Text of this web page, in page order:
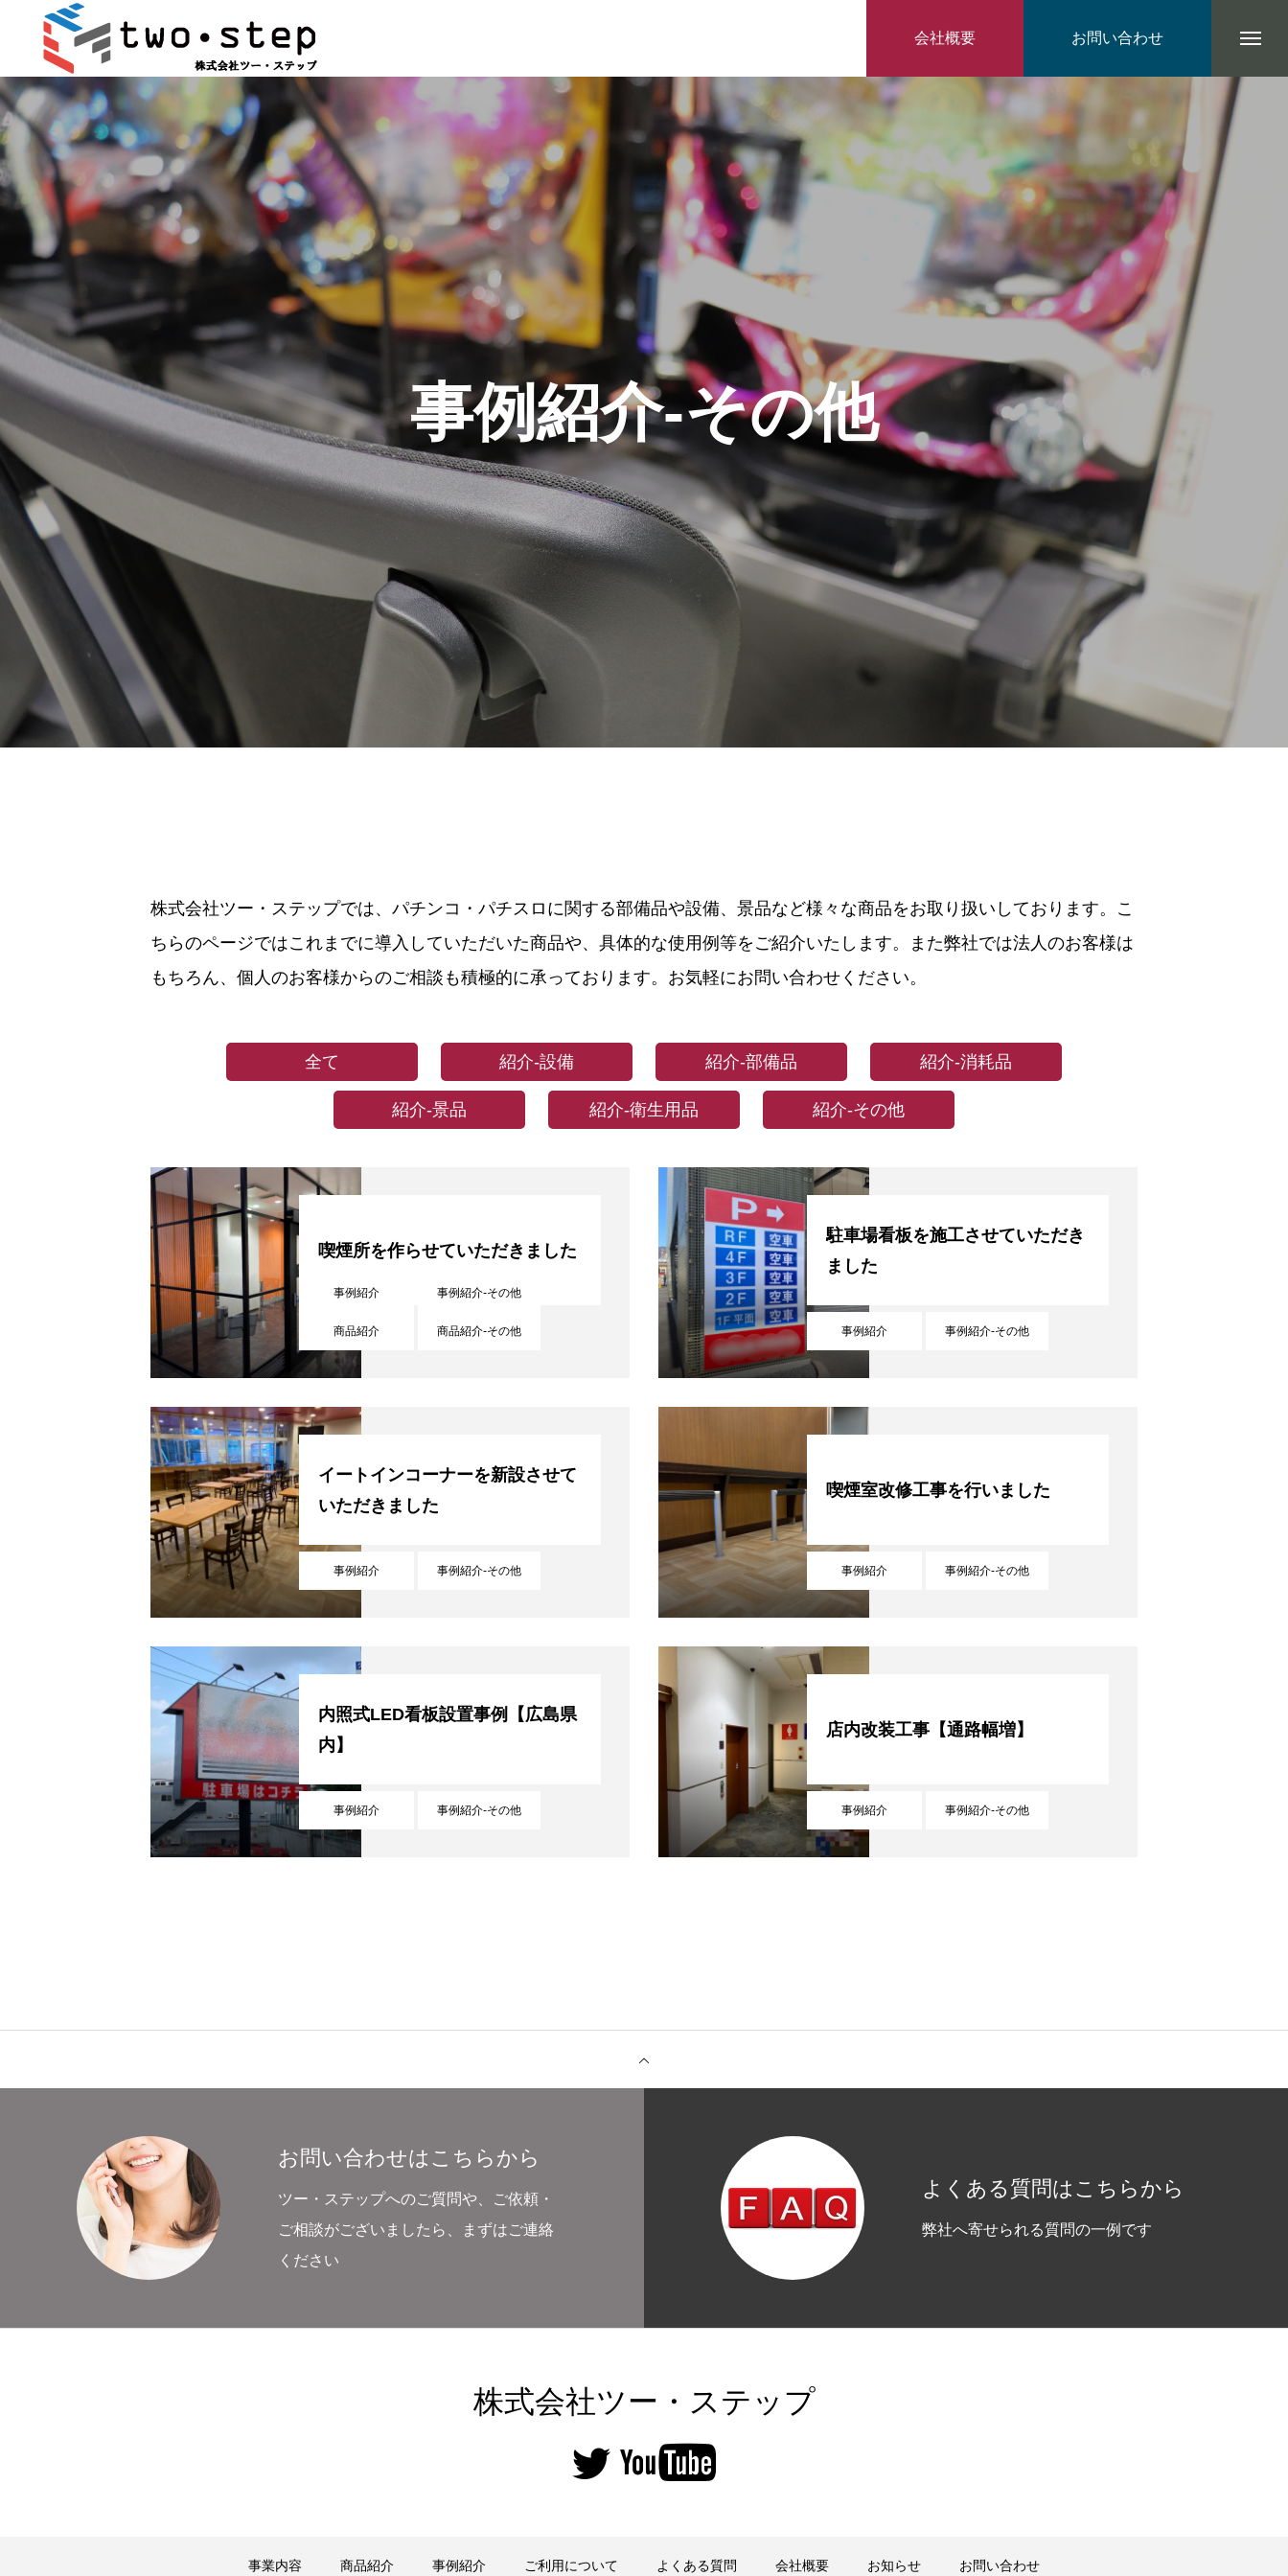
会社概要 お問い合わせ
事例紹介
ご利用について
会社概要
お知らせ
お問い合わせ
事業内容 よくある質問 会社概要
事例紹介-その他
株式会社ツー・ステップでは、パチンコ・パチスロに関する部備品や設備、景品など様々な商品をお取り扱いしております。こ
ちらのページではこれまでに導入していただいた商品や、具体的な使用例等をご紹介いたします。また弊社では法人のお客様は
もちろん、個人のお客様からのご相談も積極的に承っております。お気軽にお問い合わせください。
全て 紹介-設備 紹介-部備品 紹介-消耗品
紹介-景品 紹介-衛生用品 紹介-その他
事例紹介 事例紹介-その他
商品紹介 商品紹介-その他
喫煙所を作らせていただきました
事例紹介 事例紹介-その他
駐車場看板を施工させていただき
ました
事例紹介 事例紹介-その他
イートインコーナーを新設させて
いただきました
事例紹介 事例紹介-その他
喫煙室改修工事を行いました
事例紹介 事例紹介-その他
内照式LED看板設置事例【広島県
内】
事例紹介 事例紹介-その他
店内改装工事【通路幅増】
お問い合わせはこちらから
ツー・ステップへのご質問や、ご依頼・
ご相談がございましたら、まずはご連絡
ください
よくある質問はこちらから
弊社へ寄せられる質問の一例です
株式会社ツー・ステップ
事業内容 商品紹介 事例紹介 ご利用について よくある質問 会社概要 お知らせ お問い合わせ